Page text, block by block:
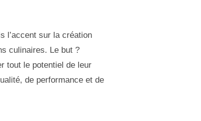
l’accent sur la création
culinaires. Le but ?
tout le potentiel de leur
de performance et de